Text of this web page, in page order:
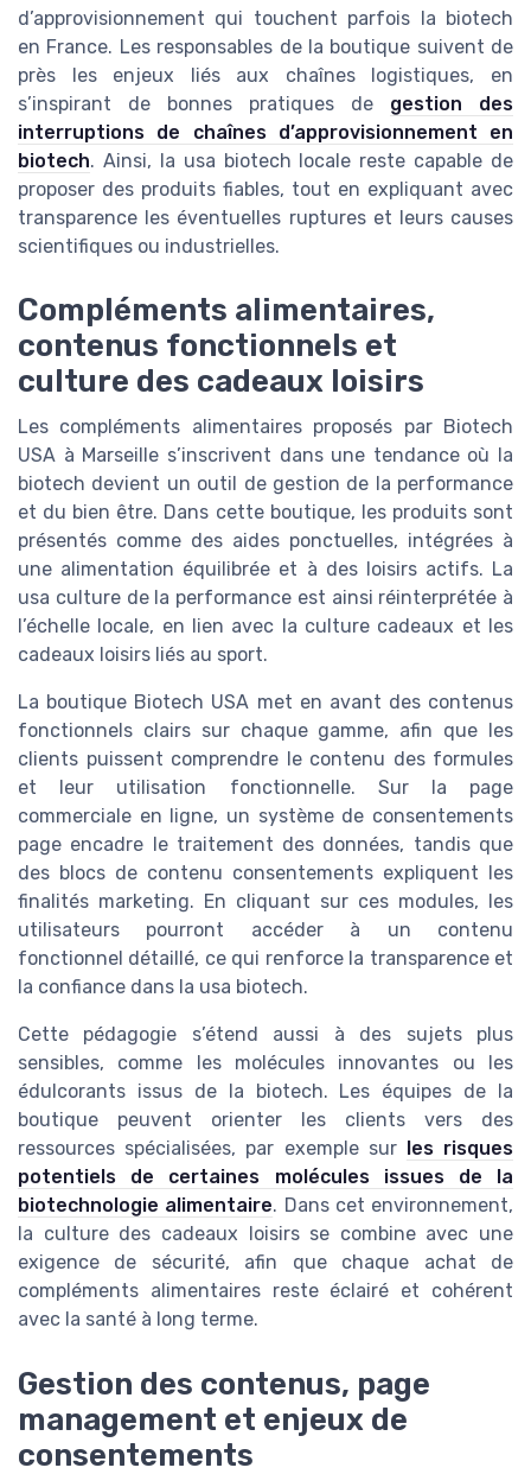
d’approvisionnement qui touchent parfois la biotech
en France. Les responsables de la boutique suivent de
près les enjeux liés aux chaînes logistiques, en
s’inspirant de bonnes pratiques de gestion des
interruptions de chaînes d’approvisionnement en
biotech. Ainsi, la usa biotech locale reste capable de
proposer des produits fiables, tout en expliquant avec
transparence les éventuelles ruptures et leurs causes
scientifiques ou industrielles.
Compléments alimentaires,
contenus fonctionnels et
culture des cadeaux loisirs
Les compléments alimentaires proposés par Biotech
USA à Marseille s’inscrivent dans une tendance où la
biotech devient un outil de gestion de la performance
et du bien être. Dans cette boutique, les produits sont
présentés comme des aides ponctuelles, intégrées à
une alimentation équilibrée et à des loisirs actifs. La
usa culture de la performance est ainsi réinterprétée à
l’échelle locale, en lien avec la culture cadeaux et les
cadeaux loisirs liés au sport.
La boutique Biotech USA met en avant des contenus
fonctionnels clairs sur chaque gamme, afin que les
clients puissent comprendre le contenu des formules
et leur utilisation fonctionnelle. Sur la page
commerciale en ligne, un système de consentements
page encadre le traitement des données, tandis que
des blocs de contenu consentements expliquent les
finalités marketing. En cliquant sur ces modules, les
utilisateurs pourront accéder à un contenu
fonctionnel détaillé, ce qui renforce la transparence et
la confiance dans la usa biotech.
Cette pédagogie s’étend aussi à des sujets plus
sensibles, comme les molécules innovantes ou les
édulcorants issus de la biotech. Les équipes de la
boutique peuvent orienter les clients vers des
ressources spécialisées, par exemple sur
les risques
potentiels de certaines molécules issues de la
biotechnologie alimentaire. Dans cet environnement,
la culture des cadeaux loisirs se combine avec une
exigence de sécurité, afin que chaque achat de
compléments alimentaires reste éclairé et cohérent
avec la santé à long terme.
Gestion des contenus, page
management et enjeux de
consentements